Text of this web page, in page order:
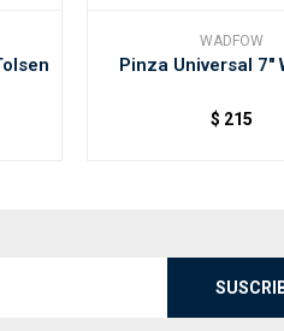
WADFOW
Pinza Universal 7"
$ 215